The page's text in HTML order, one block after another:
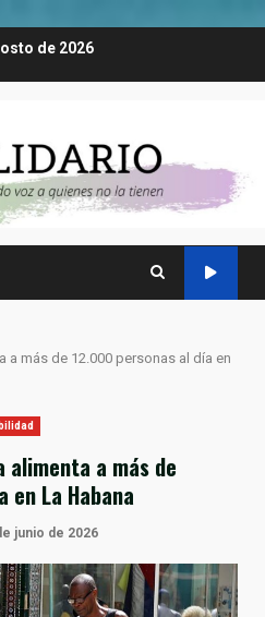
de 2026
a más de 12.000 personas al día en
alimenta a más de
en La Habana
junio de 2026